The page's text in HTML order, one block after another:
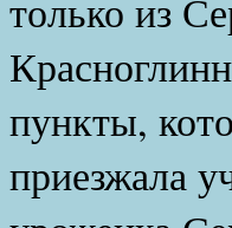
только из
пункты,
приезжала